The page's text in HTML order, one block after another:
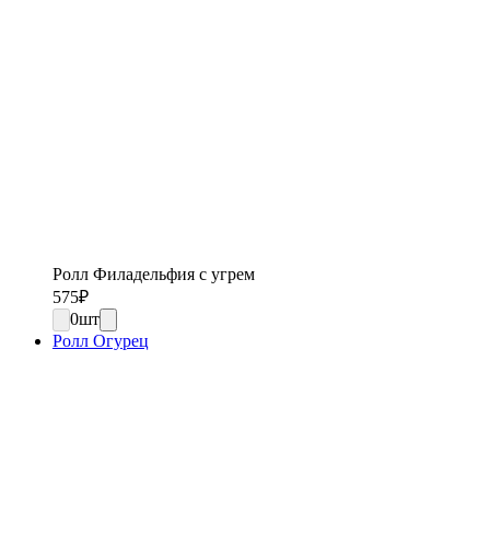
Ролл Филадельфия с угрем
575₽
0шт
Ролл Огурец